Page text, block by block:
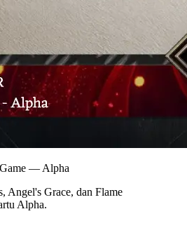
— Alpha
Angel's Grace, dan Flame
Alpha.